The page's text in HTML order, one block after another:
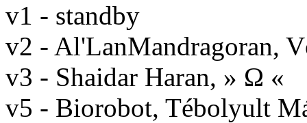
v1 - standby
v2 - Al'LanMandragoran,
v3 - Shaidar Haran, » Ω «
v5 - Biorobot, Tébolyult